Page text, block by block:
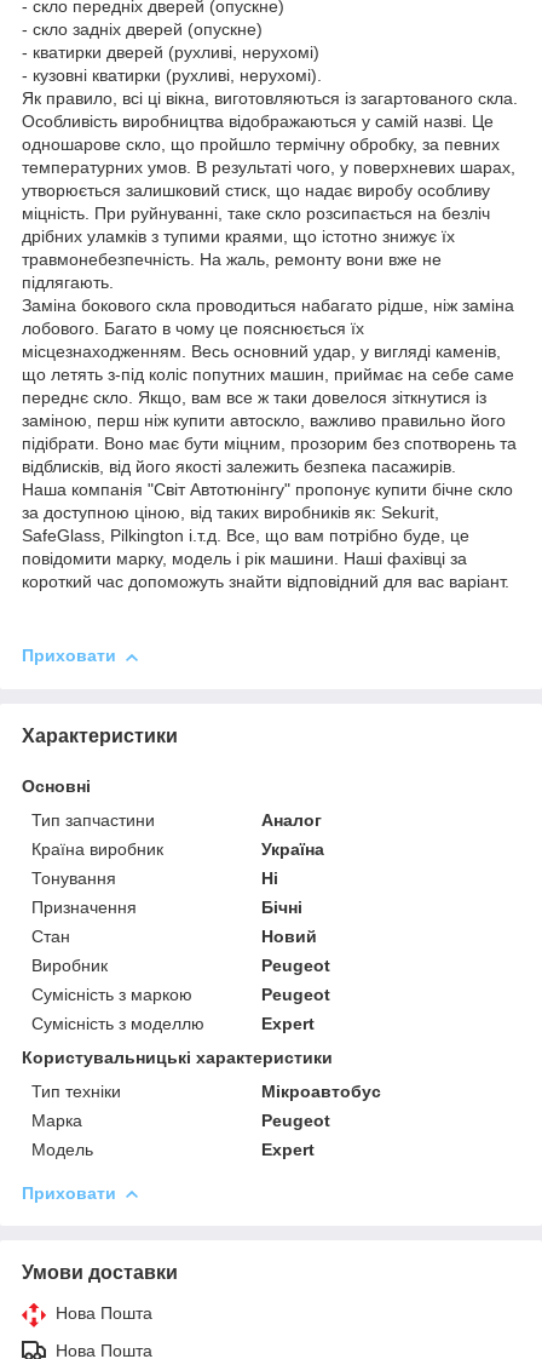
- скло передніх дверей (опускне)
- скло задніх дверей (опускне)
- кватирки дверей (рухливі, нерухомі)
- кузовні кватирки (рухливі, нерухомі).
Як правило, всі ці вікна, виготовляються із загартованого скла.
Особливість виробництва відображаються у самій назві. Це
одношарове скло, що пройшло термічну обробку, за певних
температурних умов. В результаті чого, у поверхневих шарах,
утворюється залишковий стиск, що надає виробу особливу
міцність. При руйнуванні, таке скло розсипається на безліч
дрібних уламків з тупими краями, що істотно знижує їх
травмонебезпечність. На жаль, ремонту вони вже не
підлягають.
Заміна бокового скла проводиться набагато рідше, ніж заміна
лобового. Багато в чому це пояснюється їх
місцезнаходженням. Весь основний удар, у вигляді каменів,
що летять з-під коліс попутних машин, приймає на себе саме
переднє скло. Якщо, вам все ж таки довелося зіткнутися із
заміною, перш ніж купити автоскло, важливо правильно його
підібрати. Воно має бути міцним, прозорим без спотворень та
відблисків, від його якості залежить безпека пасажирів.
Наша компанія "Світ Автотюнінгу" пропонує купити бічне скло
за доступною ціною, від таких виробників як: Sekurit,
SafeGlass, Pilkington і.т.д. Все, що вам потрібно буде, це
повідомити марку, модель і рік машини. Наші фахівці за
короткий час допоможуть знайти відповідний для вас варіант.
Приховати
Характеристики
Основні
Тип запчастини
Аналог
Країна виробник
Україна
Тонування
Ні
Призначення
Бічні
Стан
Новий
Виробник
Peugeot
Сумісність з маркою
Peugeot
Сумісність з моделлю
Expert
Користувальницькі характеристики
Тип техніки
Мікроавтобус
Марка
Peugeot
Модель
Expert
Приховати
Умови доставки
Нова Пошта
Нова Пошта